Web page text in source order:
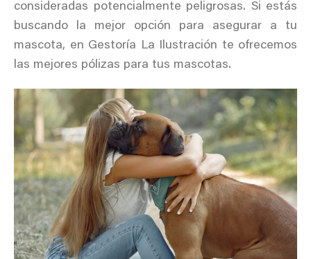
consideradas potencialmente peligrosas. Si estás
buscando la mejor opción para asegurar a tu
mascota, en Gestoría La Ilustración te ofrecemos
las mejores pólizas para tus mascotas.